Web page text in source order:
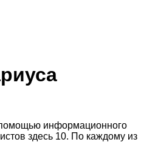
помощью информационного
здесь 10. По каждому из